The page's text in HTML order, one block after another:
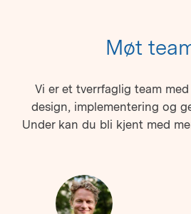
Møt
Vi er et tverrfaglig team
design, implementering og
Under kan du bli kjent med